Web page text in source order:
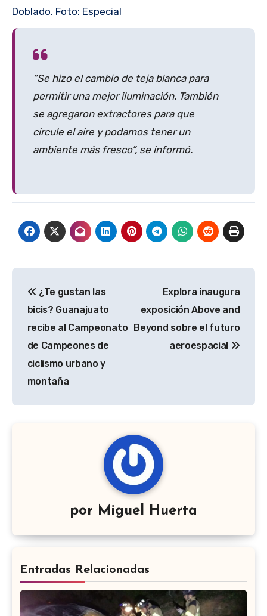
Doblado. Foto: Especial
“Se hizo el cambio de teja blanca para
permitir una mejor iluminación. También
se agregaron extractores para que
circule el aire y podamos tener un
ambiente más fresco”, se informó.
de
entradas
¿Te gustan las
bicis? Guanajuato
recibe al Campeonato
de Campeones de
ciclismo urbano y
montaña
Explora inaugura
exposición Above and
Beyond sobre el futuro
aeroespacial
por Miguel Huerta
Entradas Relacionadas